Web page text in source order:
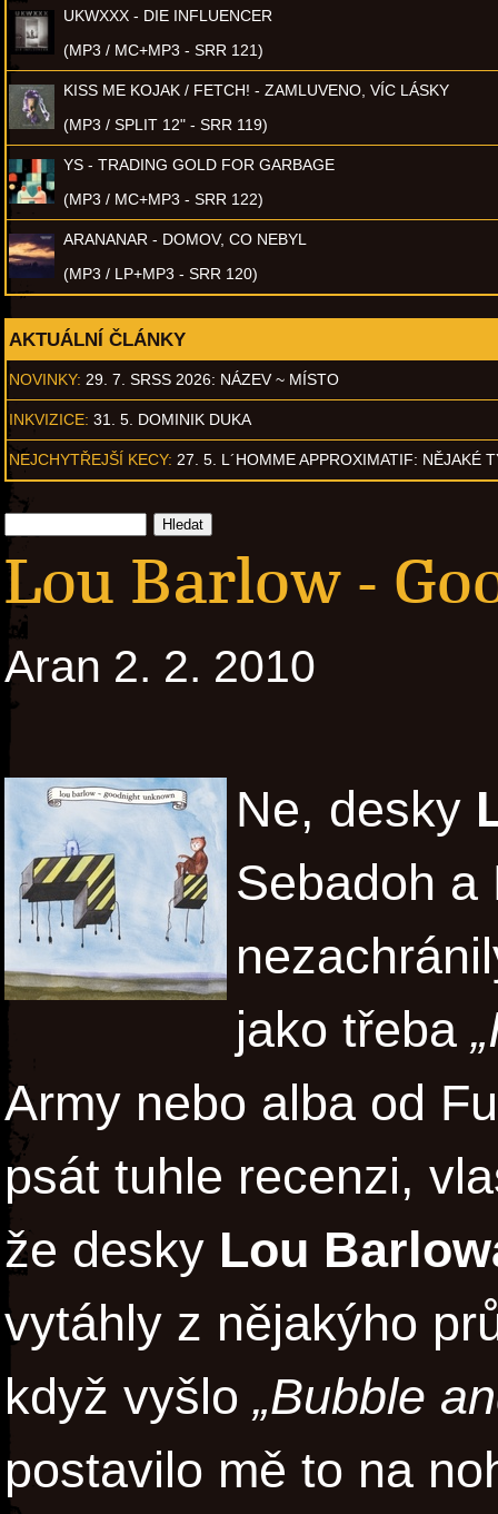
UKWXXX - DIE INFLUENCER
(MP3 / MC+MP3 - SRR 121)
KISS ME KOJAK / FETCH! - ZAMLUVENO, VÍC LÁSKY
(MP3 / SPLIT 12" - SRR 119)
YS - TRADING GOLD FOR GARBAGE
(MP3 / MC+MP3 - SRR 122)
ARANANAR - DOMOV, CO NEBYL
(MP3 / LP+MP3 - SRR 120)
AKTUÁLNÍ ČLÁNKY
NOVINKY: 29. 7. SRSS 2026: NÁZEV ~ MÍSTO
INKVIZICE: 31. 5. DOMINIK DUKA
NEJCHYTŘEJŠÍ KECY: 27. 5. L´HOMME APPROXIMATIF: NĚJAKÉ
Lou Barlow -
Aran 2. 2. 2010
Ne, desky
Sebadoh a
jako třeba
Army nebo alba od
psát tuhle recenzi,
že desky Lou
vytáhly z nějakýho
když vyšlo „Bubble
postavilo mě to na